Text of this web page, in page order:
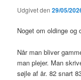
Udgivet den29/05/
Noget om oldinge og
Når man bliver
man plejer. Man
søjle af år. 82 snart